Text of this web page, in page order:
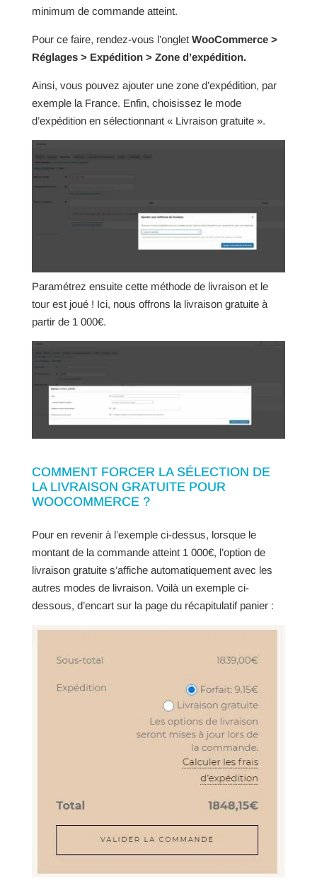
minimum de commande atteint.
Pour ce faire, rendez-vous l’onglet WooCommerce >
Réglages > Expédition > Zone d’expédition.
Ainsi, vous pouvez ajouter une zone d’expédition, par
exemple la France. Enfin, choisissez le mode
d’expédition en sélectionnant « Livraison gratuite ».
Paramétrez ensuite cette méthode de livraison et le
tour est joué ! Ici, nous offrons la livraison gratuite à
partir de 1 000€.
COMMENT FORCER LA SÉLECTION DE
LA LIVRAISON GRATUITE POUR
WOOCOMMERCE ?
Pour en revenir à l’exemple ci-dessus, lorsque le
montant de la commande atteint 1 000€, l’option de
livraison gratuite s’affiche automatiquement avec les
autres modes de livraison. Voilà un exemple ci-
dessous, d’encart sur la page du récapitulatif panier :